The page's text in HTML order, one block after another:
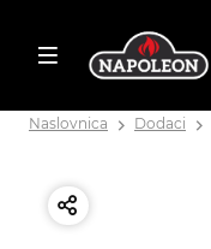
Naslovnica Dodaci